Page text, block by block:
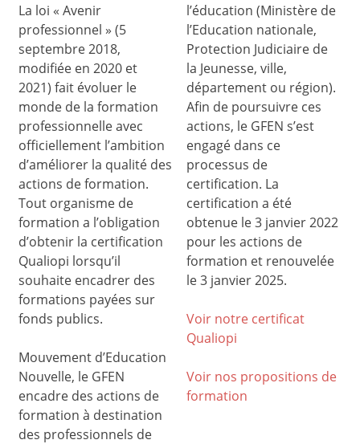
La loi « Avenir
professionnel » (5
septembre 2018,
modifiée en 2020 et
2021) fait évoluer le
monde de la formation
professionnelle avec
officiellement l’ambition
d’améliorer la qualité des
actions de formation.
Tout organisme de
formation a l’obligation
d’obtenir la certification
Qualiopi lorsqu’il
souhaite encadrer des
formations payées sur
fonds publics.
Mouvement d’Education
Nouvelle, le GFEN
encadre des actions de
formation à destination
des professionnels de
l’éducation (Ministère de
l’Education nationale,
Protection Judiciaire de
la Jeunesse, ville,
département ou région).
Afin de poursuivre ces
actions, le GFEN s’est
engagé dans ce
processus de
certification. La
certification a été
obtenue le 3 janvier 2022
pour les actions de
formation et renouvelée
le 3 janvier 2025.
Voir notre certificat
Qualiopi
Voir nos propositions de
formation